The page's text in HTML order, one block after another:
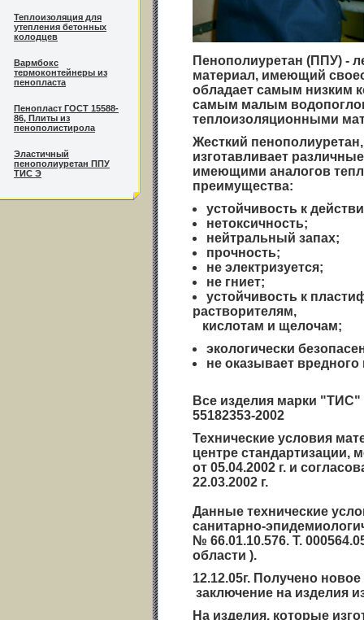
Теплоизоляция для
утепления бетонных
колодцев
Вармбокс
термоконтейнеры из
пенопласта
Пенопласт ГОСТ 15588-
86, Плиты из
пенополистирола
Эластичный
пенополиуретан ППУ
ТИС Э
Пенополиуретан (ППУ) -
материал, имеющий
обладает самым низким
самым малым
теплоизоляционными
Жесткий
изготавливает
имеющими аналогов
преимущества:
устойчивость к
нетоксичность;
нейтральный запах;
прочность;
не электризуется;
не гниет;
устойчивость к
растворителям,
кислотам и щелочам;
экологически
не оказывает
Все изделия марки "ТИС"
55182353-2002
Технические условия
центре стандартизации,
от 05.04.2002 г. и
22.03.2002 г.
Данные технические
санитарно-
№ 66.01.10.576. Т.
области ).
12.12.05г. Получено
заключение на изделия
На изделия, которые